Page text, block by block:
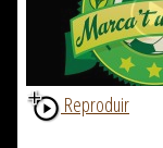
Reproduir